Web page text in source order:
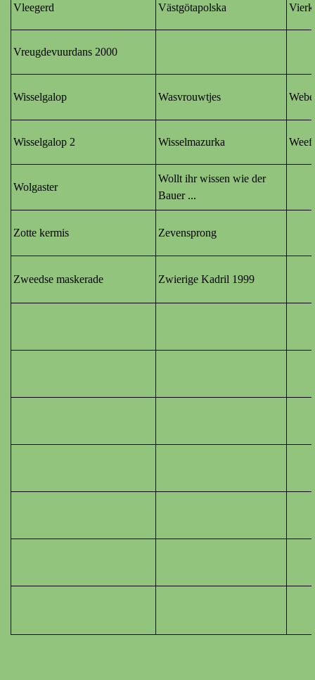
Vleegerd Västgötapolska
Vreugdevuurdans 2000
Wisselgalop Wasvrouwtjes
Wisselgalop 2 Wisselmazurka
Wolgaster
Wollt ihr wissen wie der
Bauer ...
Zotte kermis Zevensprong
Zweedse maskerade Zwierige Kadril 1999